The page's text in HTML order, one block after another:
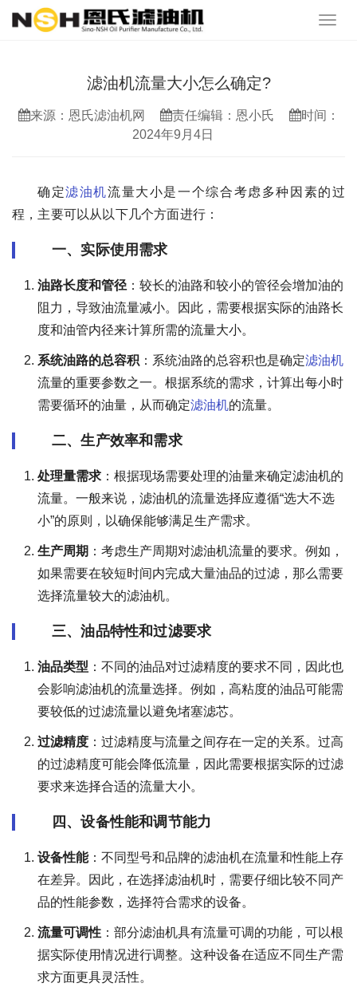
滤油机流量大小怎么确定?
来源：恩氏滤油机网 责任编辑：恩小氏
时间：
2024年9月4日
确定滤油机流量大小是一个综合考虑多种因素的过
程，主要可以从以下几个方面进行：
一、实际使用需求
油路长度和管径 ：较长的油路和较小的管径会增加油的
阻力，导致油流量减小。因此，需要根据实际的油路长
度和油管内径来计算所需的流量大小。
系统油路的总容积 ：系统油路的总容积也是确定滤油机
流量的重要参数之一。根据系统的需求，计算出每小时
需要循环的油量，从而确定滤油机的流量。
二、生产效率和需求
处理量需求 ：根据现场需要处理的油量来确定滤油机的
流量。一般来说，滤油机的流量选择应遵循“选大不选
小”的原则，以确保能够满足生产需求。
生产周期 ：考虑生产周期对滤油机流量的要求。例如，
如果需要在较短时间内完成大量油品的过滤，那么需要
选择流量较大的滤油机。
三、油品特性和过滤要求
油品类型 ：不同的油品对过滤精度的要求不同，因此也
会影响滤油机的流量选择。例如，高粘度的油品可能需
要较低的过滤流量以避免堵塞滤芯。
过滤精度 ：过滤精度与流量之间存在一定的关系。过高
的过滤精度可能会降低流量，因此需要根据实际的过滤
要求来选择合适的流量大小。
四、设备性能和调节能力
设备性能：不同型号和品牌的滤油机在流量和性能上存
在差异。因此，在选择滤油机时，需要仔细比较不同产
品的性能参数，选择符合需求的设备。
流量可调性 ：部分滤油机具有流量可调的功能，可以根
据实际使用情况进行调整。这种设备在适应不同生产需
求方面更具灵活性。